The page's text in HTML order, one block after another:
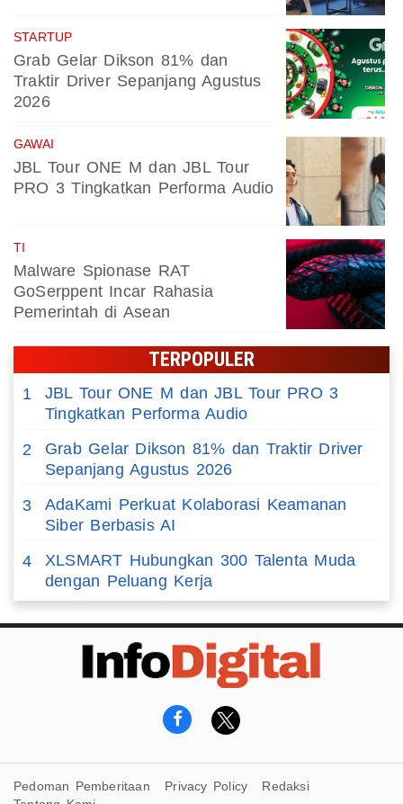
STARTUP
Grab Gelar Dikson 81% dan
Traktir Driver Sepanjang Agustus
2026
GAWAI
JBL Tour ONE M dan JBL Tour
PRO 3 Tingkatkan Performa Audio
TI
Malware Spionase RAT
GoSerppent Incar Rahasia
Pemerintah di Asean
TERPOPULER
1
JBL Tour ONE M dan JBL Tour PRO 3
Tingkatkan Performa Audio
2
Grab Gelar Dikson 81% dan Traktir Driver
Sepanjang Agustus 2026
3
AdaKami Perkuat Kolaborasi Keamanan
Siber Berbasis AI
4
XLSMART Hubungkan 300 Talenta Muda
dengan Peluang Kerja
Pedoman Pemberitaan Privacy Policy
Redaksi